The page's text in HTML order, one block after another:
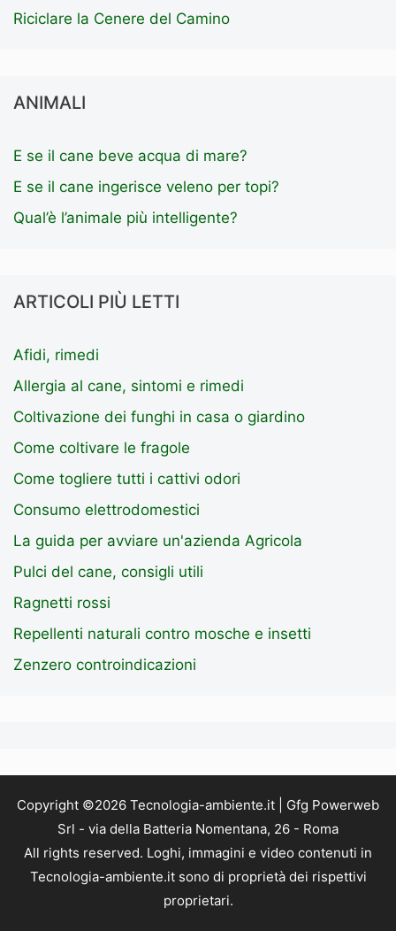
Riciclare la Cenere del Camino
ANIMALI
E se il cane beve acqua di mare?
E se il cane ingerisce veleno per topi?
Qual’è l’animale più intelligente?
ARTICOLI PIÙ LETTI
Afidi, rimedi
Allergia al cane, sintomi e rimedi
Coltivazione dei funghi in casa o giardino
Come coltivare le fragole
Come togliere tutti i cattivi odori
Consumo elettrodomestici
La guida per avviare un'azienda Agricola
Pulci del cane, consigli utili
Ragnetti rossi
Repellenti naturali contro mosche e insetti
Zenzero controindicazioni
Copyright ©2026 Tecnologia-ambiente.it | Gfg Powerweb
Srl - via della Batteria Nomentana, 26 - Roma
All rights reserved. Loghi, immagini e video contenuti in
Tecnologia-ambiente.it sono di proprietà dei rispettivi
proprietari.